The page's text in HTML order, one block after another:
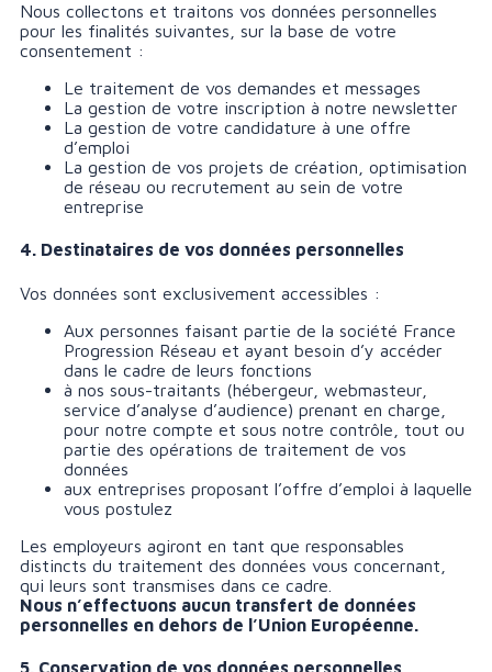
Nous collectons et traitons vos données personnelles
pour les finalités suivantes, sur la base de votre
consentement :
Le traitement de vos demandes et messages
La gestion de votre inscription à notre newsletter
La gestion de votre candidature à une offre
d’emploi
La gestion de vos projets de création, optimisation
de réseau ou recrutement au sein de votre
entreprise
4. Destinataires de vos données personnelles
Vos données sont exclusivement accessibles :
Aux personnes faisant partie de la société France
Progression Réseau et ayant besoin d’y accéder
dans le cadre de leurs fonctions
à nos sous-traitants (hébergeur, webmasteur,
service d’analyse d’audience) prenant en charge,
pour notre compte et sous notre contrôle, tout ou
partie des opérations de traitement de vos
données
aux entreprises proposant l’offre d’emploi à laquelle
vous postulez
Les employeurs agiront en tant que responsables
distincts du traitement des données vous concernant,
qui leurs sont transmises dans ce cadre.
Nous n’effectuons aucun transfert de données
personnelles en dehors de l’Union Européenne.
5. Conservation de vos données personnelles